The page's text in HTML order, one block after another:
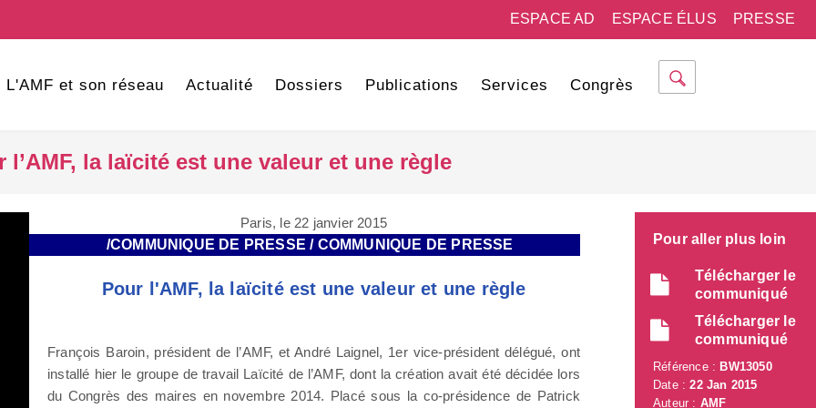
PRESSE
ESPACE ÉLUS
ESPACE AD
L'AMF et son réseau Actualité Dossiers Publications Services Congrès
l’AMF, la laïcité est une valeur et une règle
Paris, le 22 janvier 2015
/COMMUNIQUE DE PRESSE / COMMUNIQUE DE PRESSE
Pour l'AMF, la laïcité est une valeur et une règle
François Baroin, président de l’AMF, et André Laignel, 1er vice-président délégué, ont
installé hier le groupe de travail Laïcité de l’AMF, dont la création avait été décidée lors
du Congrès des maires en novembre 2014. Placé sous la co-présidence de Patrick
Pour aller plus loin
Télécharger le
communiqué
Télécharger le
communiqué
Référence : BW13050
Date :22 Jan 2015
Auteur : AMF